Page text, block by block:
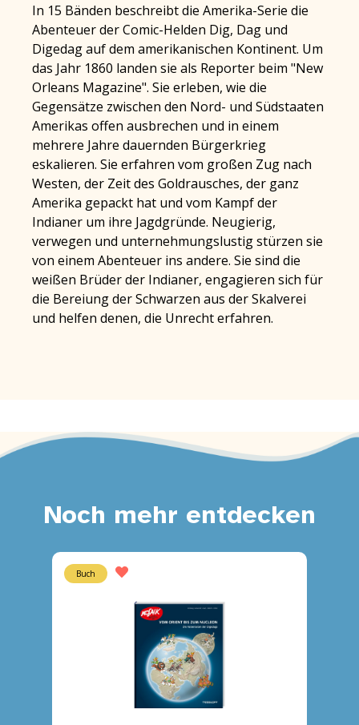
In 15 Bänden beschreibt die Amerika-Serie die
Abenteuer der Comic-Helden Dig, Dag und
Digedag auf dem amerikanischen Kontinent. Um
das Jahr 1860 landen sie als Reporter beim "New
Orleans Magazine". Sie erleben, wie die
Gegensätze zwischen den Nord- und Südstaaten
Amerikas offen ausbrechen und in einem
mehrere Jahre dauernden Bürgerkrieg
eskalieren. Sie erfahren vom großen Zug nach
Westen, der Zeit des Goldrausches, der ganz
Amerika gepackt hat und vom Kampf der
Indianer um ihre Jagdgründe. Neugierig,
verwegen und unternehmungslustig stürzen sie
von einem Abenteuer ins andere. Sie sind die
weißen Brüder der Indianer, engagieren sich für
die Bereiung der Schwarzen aus der Skalverei
und helfen denen, die Unrecht erfahren.
Noch mehr entdecken
Buch